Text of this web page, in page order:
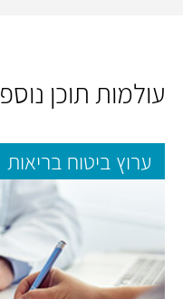
עולמות תוכן
ערוץ ביטוח בריאות